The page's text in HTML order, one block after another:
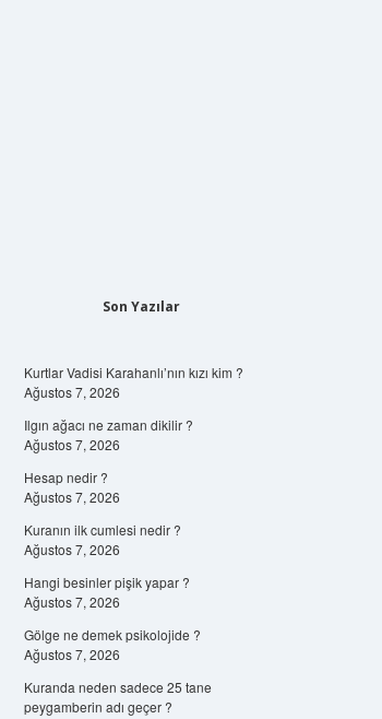
Son Yazılar
Kurtlar Vadisi Karahanlı’nın kızı kim ?
Ağustos 7, 2026
Ilgın ağacı ne zaman dikilir ?
Ağustos 7, 2026
Hesap nedir ?
Ağustos 7, 2026
Kuranın ilk cumlesi nedir ?
Ağustos 7, 2026
Hangi besinler pişik yapar ?
Ağustos 7, 2026
Gölge ne demek psikolojide ?
Ağustos 7, 2026
Kuranda neden sadece 25 tane
peygamberin adı geçer ?